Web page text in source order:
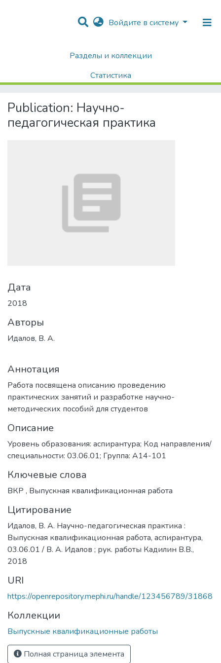
Войдите в систему
Разделы и коллекции
Статистика
Диссертации / Выпускные квалификационные работы
Научно-педагогическая практика
Publication: Научно-
педагогическая практика
Дата
2018
Авторы
Идалов, В. А.
Аннотация
Работа посвящена описанию проведению
практических занятий и разработке научно-
методических пособий для студентов
Описание
Уровень образования: аспирантура; Код направления/
специальности: 03.06.01; Группа: А14-101
Ключевые слова
ВКР , Выпускная квалификационная работа
Цитирование
Идалов, В. А. Научно-педагогическая практика :
Выпускная квалификационная работа, аспирантура,
03.06.01 / В. А. Идалов ; рук. работы Кадилин В.В.,
2018
URI
https://openrepository.mephi.ru/handle/123456789/31868
Коллекции
Выпускные квалификационные работы
Полная страница элемента